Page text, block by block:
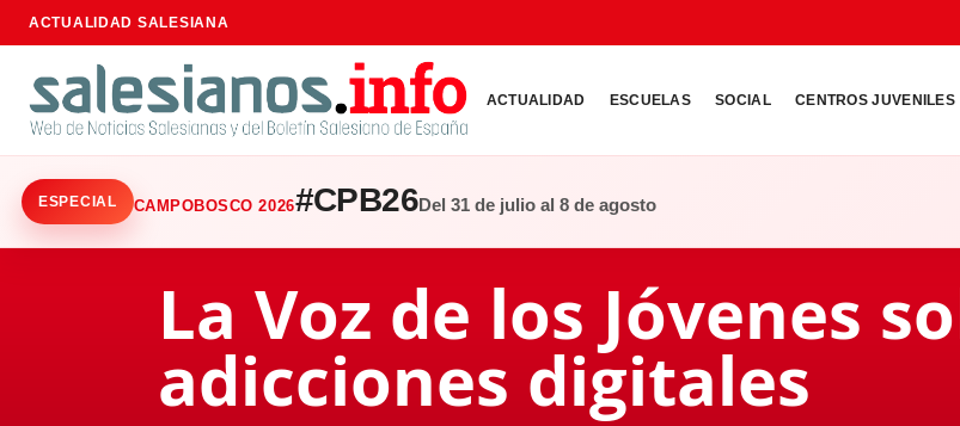
ACTUALIDAD SALESIANA
ACTUALIDAD ESCUELAS SOCIAL CENTROS JUVENILES
ESPECIAL CAMPOBOSCO 2026#CPB26Del 31 de julio al 8 de agosto
La Voz de los Jóvenes
adicciones digitales